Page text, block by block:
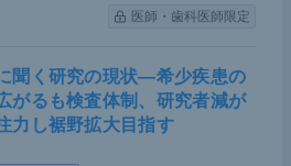
医師・歯科医師限定
聞く研究の現状―希少疾患の
がるも検査体制、研究者減が
し裾野拡大目指す